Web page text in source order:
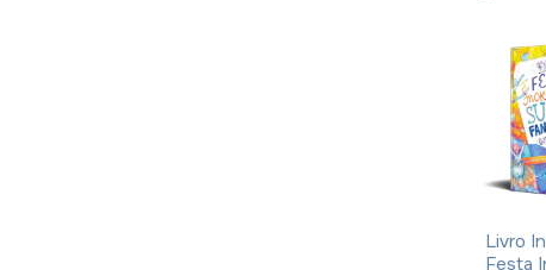
Livro
Festa